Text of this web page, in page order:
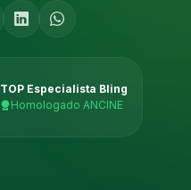
TOP Especialista Bling
Homologado ANCINE